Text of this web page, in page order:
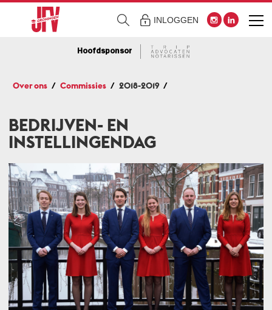
INLOGGEN
Hoofdsponsor
Over ons Commissies 2018-2019
BEDRIJVEN- EN
INSTELLINGENDAG